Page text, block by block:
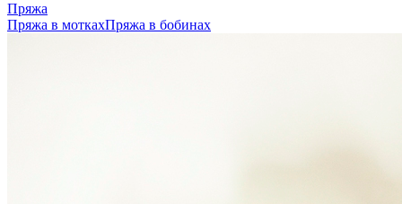
Пряжа
Пряжа в моткахПряжа в бобинах